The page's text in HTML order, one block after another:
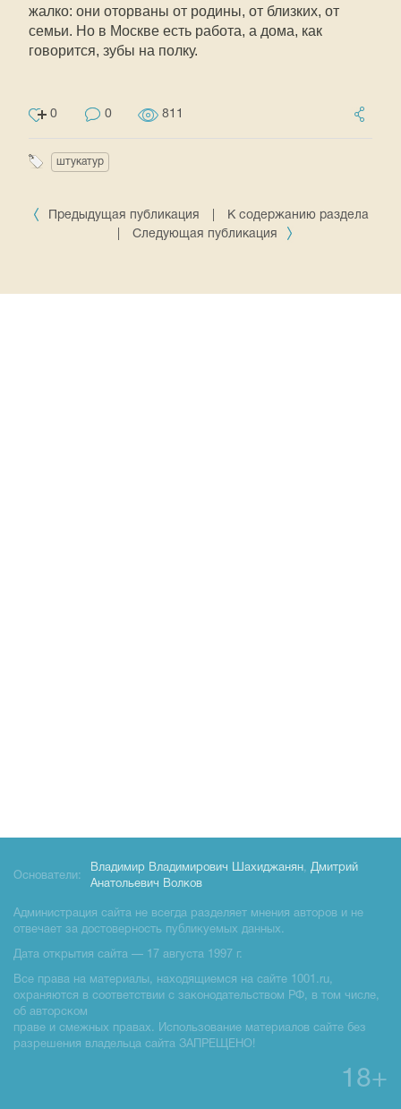
жалко: они оторваны от родины, от близких, от
семьи. Но в Москве есть работа, а дома, как
говорится, зубы на полку.
0 0 811
штукатур
Предыдущая публикация
К содержанию раздела
Следующая публикация
Основатели:
Владимир Владимирович Шахиджанян, Дмитрий
Анатольевич Волков
Администрация сайта не всегда разделяет мнения авторов и не
отвечает за достоверность публикуемых данных.
Дата открытия сайта — 17 августа 1997 г.
Все права на материалы, находящиемся на сайте 1001.ru,
охраняются в соответствии с законодательством РФ, в том числе,
об авторском
праве и смежных правах. Использование материалов сайте без
разрешения владельца сайта ЗАПРЕЩЕНО!
18+